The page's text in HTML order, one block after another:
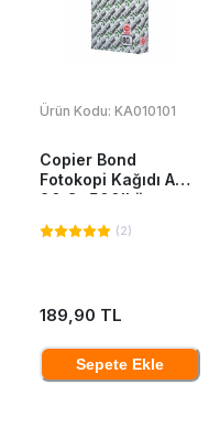
Ürün Kodu: KA010101
Copier Bond
Fotokopi Kağıdı A4
80 Gr 500'Lü
(2)
189,90 TL
Sepete Ekle